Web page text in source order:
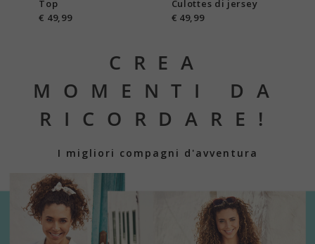
Top
€ 49,99
Culottes di jersey
€ 49,99
CREA
MOMENTI DA
RICORDARE!
I migliori compagni d'avventura